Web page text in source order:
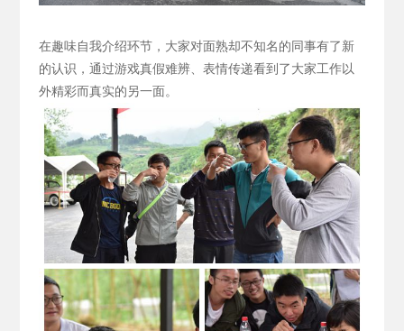
在趣味自我介绍环节，大家对面熟却不知名的同事有了新
的认识，通过游戏真假难辨、表情传递看到了大家工作以
外精彩而真实的另一面。